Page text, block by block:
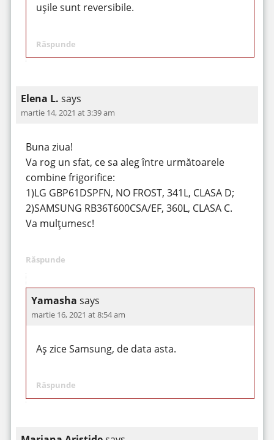
ușile sunt reversibile.
Răspunde
Elena L. says
martie 14, 2021 at 3:39 am
Buna ziua!
Va rog un sfat, ce sa aleg între următoarele
combine frigorifice:
1)LG GBP61DSPFN, NO FROST, 341L, CLASA D;
2)SAMSUNG RB36T600CSA/EF, 360L, CLASA C.
Va mulțumesc!
Răspunde
Yamasha says
martie 16, 2021 at 8:54 am
Aș zice Samsung, de data asta.
Răspunde